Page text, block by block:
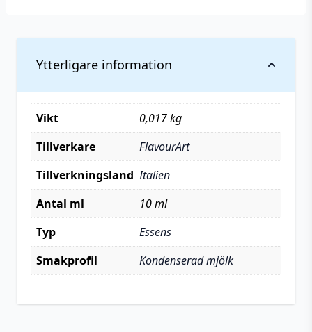
Ytterligare information
Vikt
0,017 kg
Tillverkare
FlavourArt
Tillverkningsland Italien
Antal ml
10 ml
Typ
Essens
Smakprofil
Kondenserad mjölk